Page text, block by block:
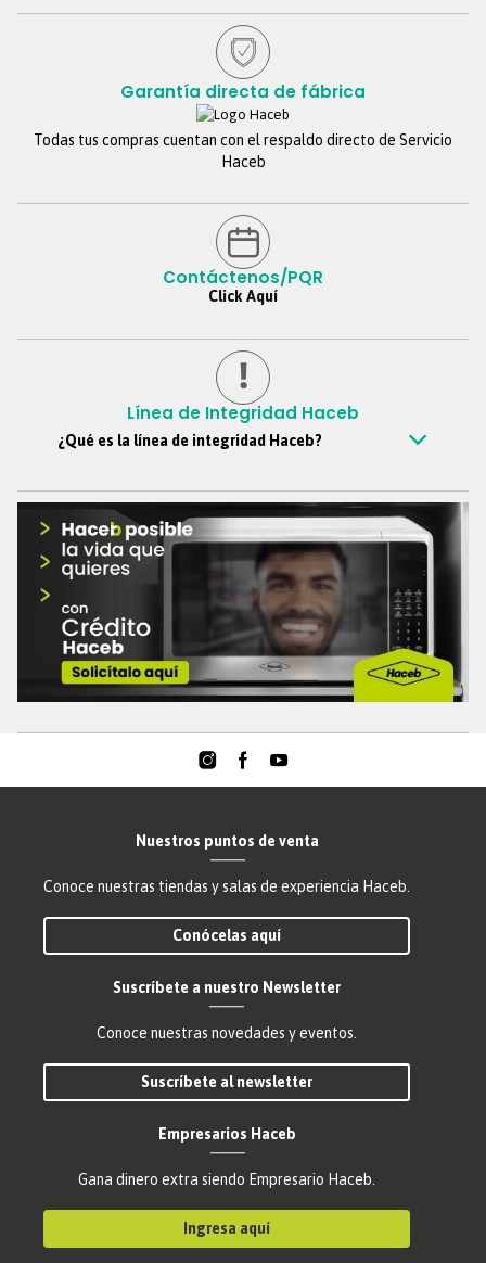
am a 6 pm, Jornada continua. Domingos y festivos no se tendrá
atención. Si nos escribes por fuera de este horario, te
contestaremos tan pronto estemos de regreso.
Garantía directa de fábrica
Todas tus compras cuentan con el respaldo directo de Servicio
Haceb
Contáctenos/PQR
Click Aquí
Línea de Integridad Haceb
¿Qué es la línea de integridad Haceb?
clientes, proveedores, personas externas y demás grupos de
interés, pueden reportar de manera anónima si así lo desean,
situaciones y comportamientos que vayan en contra de los
principios y valores de Haceb, este canal nos ayuda a soportar la
cultura ética de la organización y se ciñe a las buenas prácticas de
gobierno corporativo.
018000-51-69-39
Formulario web
https://reporte.lineatransparencia.co/haceb
Correo electrónico:Lineadeintegridad@haceb.com
Nuestros puntos de venta
Conoce nuestras tiendas y salas de experiencia Haceb.
Conócelas aquí
Suscríbete a nuestro Newsletter
Conoce nuestras novedades y eventos.
Suscríbete al newsletter
Empresarios Haceb
Gana dinero extra siendo Empresario Haceb.
Ingresa aquí